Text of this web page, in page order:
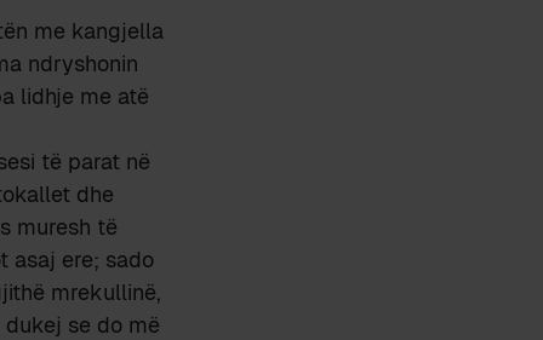
me kangjella
ndryshonin
lidhje me atë
të parat në
dhe
muresh të
asaj ere; sado
mrekullinë,
se do më